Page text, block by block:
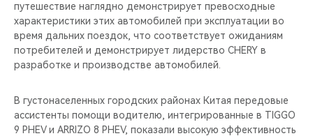
путешествие наглядно демонстрирует превосходные
характеристики этих автомобилей при эксплуатации во
время дальних поездок, что соответствует ожиданиям
потребителей и демонстрирует лидерство CHERY в
разработке и производстве автомобилей.
В густонаселенных городских районах Китая передовые
ассистенты помощи водителю, интегрированные в TIGGO
9 PHEV и ARRIZO 8 PHEV, показали высокую эффективность